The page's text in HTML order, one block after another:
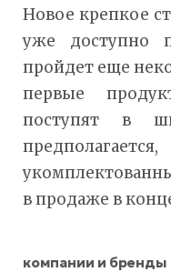
Новое крепкое
уже доступно
пройдет еще
первые
поступят в
в продаже в
компании и бренды